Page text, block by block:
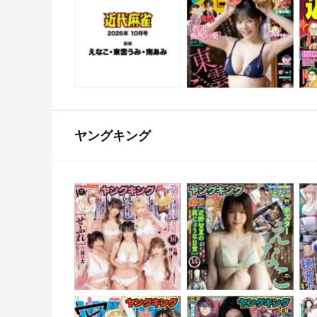
ヤングキング